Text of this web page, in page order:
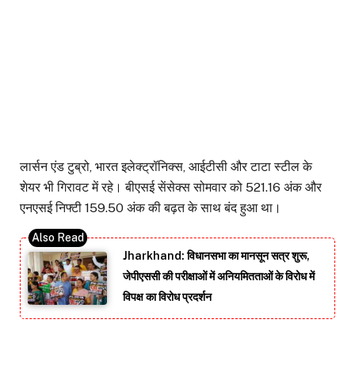
लार्सन एंड टुब्रो, भारत इलेक्ट्रॉनिक्स, आईटीसी और टाटा स्टील के
शेयर भी गिरावट में रहे। बीएसई सेंसेक्स सोमवार को 521.16 अंक और
एनएसई निफ्टी 159.50 अंक की बढ़त के साथ बंद हुआ था।
Jharkhand: विधानसभा का मानसून सत्र शुरू,
जेपीएससी की परीक्षाओं में अनियमितताओं के विरोध में
विपक्ष का विरोध प्रदर्शन